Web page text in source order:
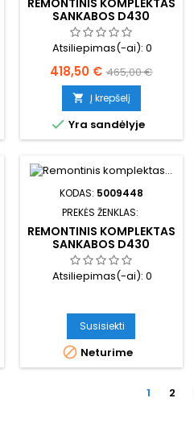
REMONTINIS KOMPLEKTAS
SANKABOS D430
Atsiliepimas(-ai): 0
Kaina
418,50 € Bazinė
kaina
465,00 €
 Į krepšelį
 Yra sandėlyje
KODAS: 5009448
PREKĖS ŽENKLAS:
REMONTINIS KOMPLEKTAS
SANKABOS D430
Atsiliepimas(-ai): 0
Susisiekti
 Neturime
1 2